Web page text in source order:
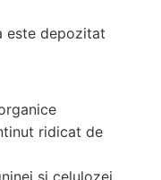
este depozitat
ridicat de
si celulozei